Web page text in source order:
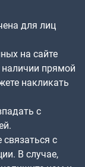
для лиц
на сайте
наличии прямой
накликать
с
с
В случае,